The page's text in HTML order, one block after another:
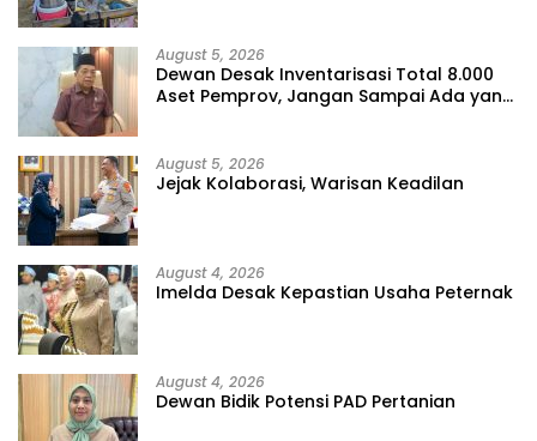
August 5, 2026
Dewan Desak Inventarisasi Total 8.000
Aset Pemprov, Jangan Sampai Ada yang
August 5, 2026
Jejak Kolaborasi, Warisan Keadilan
August 4, 2026
Imelda Desak Kepastian Usaha Peternak
August 4, 2026
Dewan Bidik Potensi PAD Pertanian